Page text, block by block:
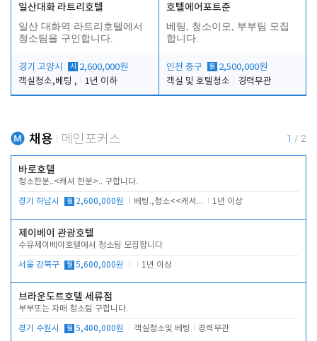
일산대화 라트리호텔
일산 대화역 라트리호텔에서
청소팀을 구인합니다.
경기 고양시 시
2,600,000원
객실청소,베팅 ,
1년 이하
호텔에어포트준
베팅, 청소이모, 부부팀 모집
합니다.
인천 중구 월 2,500,000원
객실 및 호텔청소
경력무관
채용 메인포커스 1 / 2
바로호텔
청소한분..<캐셔 한분>.. 구합니다.
경기 하남시 월 2,600,000원 베팅.,청소<<캐셔 모셔봅니다. 1년 이상
제이베이 관광호텔
수유제이베이호텔에서 청소팀 모집합니다
서울 강북구 월 5,600,000원 1년 이상
브라운도트호텔 세류점
부부또는 자매 청소팀 구합니다.
경기 수원시 월 5,400,000원 객실청소및 베팅 경력무관